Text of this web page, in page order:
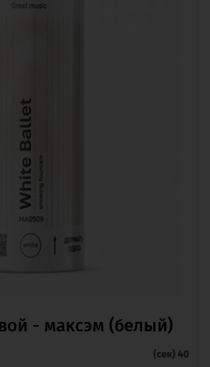
- максэм (белый)
(сек) 40